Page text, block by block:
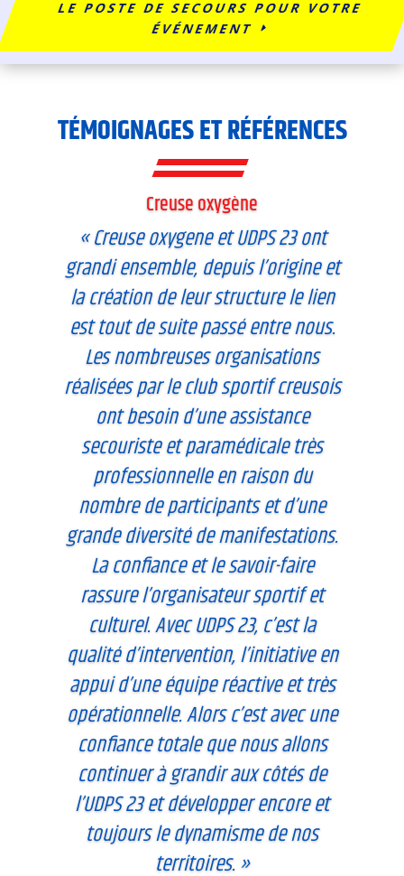
LE POSTE DE SECOURS POUR VOTRE
ÉVÉNEMENT
TÉMOIGNAGES ET RÉFÉRENCES
Creuse oxygène
« Creuse oxygene et UDPS 23 ont
grandi ensemble, depuis l’origine et
la création de leur structure le lien
est tout de suite passé entre nous.
Les nombreuses organisations
réalisées par le club sportif creusois
ont besoin d’une assistance
secouriste et paramédicale très
professionnelle en raison du
nombre de participants et d’une
grande diversité de manifestations.
La confiance et le savoir-faire
rassure l’organisateur sportif et
culturel. Avec UDPS 23, c’est la
qualité d’intervention, l’initiative en
appui d’une équipe réactive et très
opérationnelle. Alors c’est avec une
confiance totale que nous allons
continuer à grandir aux côtés de
l’UDPS 23 et développer encore et
toujours le dynamisme de nos
territoires. »